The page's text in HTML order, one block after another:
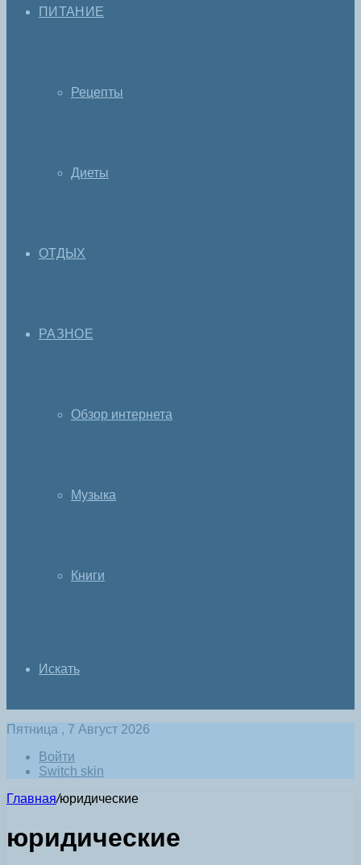
ПИТАНИЕ
Рецепты
Диеты
ОТДЫХ
РАЗНОЕ
Обзор интернета
Музыка
Книги
Искать
Пятница , 7 Август 2026
Войти
Switch skin
Главная/юридические
юридические